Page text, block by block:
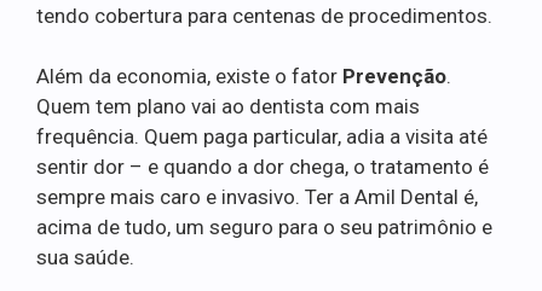
tendo cobertura para centenas de procedimentos.
Além da economia, existe o fator Prevenção.
Quem tem plano vai ao dentista com mais
frequência. Quem paga particular, adia a visita até
sentir dor – e quando a dor chega, o tratamento é
sempre mais caro e invasivo. Ter a Amil Dental é,
acima de tudo, um seguro para o seu patrimônio e
sua saúde.